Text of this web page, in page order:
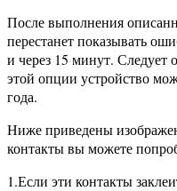
После выполнения
перестанет показывать
и через 15 минут. Следует
этой опции устройство
года.
Ниже приведены
контакты вы можете
1.Если эти контакты